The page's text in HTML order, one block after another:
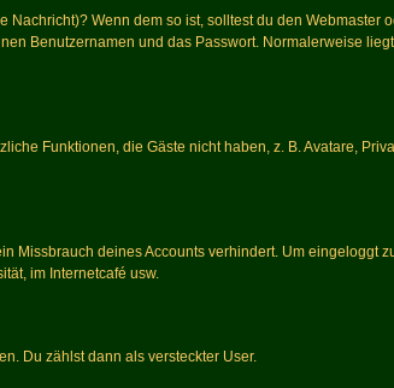
Wenn dem so ist, solltest du den Webmaster
Benutzernamen und das Passwort. Normalerweise
Funktionen, die Gäste nicht haben, z. B. Avatare,
Missbrauch deines Accounts verhindert. Um eingeloggt
im Internetcafé usw.
Du zählst dann als versteckter User.